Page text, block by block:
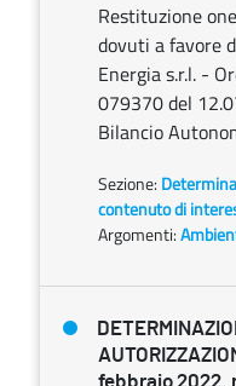
Restituzione
dovuti a favore
Energia s.r.l. -
079370 del
Bilancio
Sezione:
contenuto di
Argomenti:
febbraio 2022,